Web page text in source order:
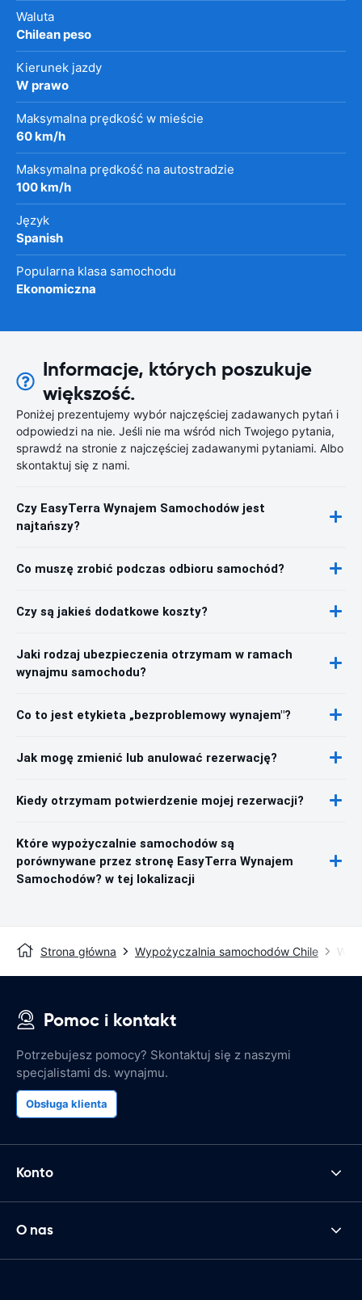
Waluta
Chilean peso
Kierunek jazdy
W prawo
Maksymalna prędkość w mieście
60 km/h
Maksymalna prędkość na autostradzie
100 km/h
Język
Spanish
Popularna klasa samochodu
Ekonomiczna
Informacje, których poszukuje
większość.
Poniżej prezentujemy wybór najczęściej zadawanych pytań i
odpowiedzi na nie. Jeśli nie ma wśród nich Twojego pytania,
sprawdź na stronie z najczęściej zadawanymi pytaniami. Albo
skontaktuj się z nami.
Czy EasyTerra Wynajem Samochodów jest
najtańszy?
Co muszę zrobić podczas odbioru samochód?
Czy są jakieś dodatkowe koszty?
Jaki rodzaj ubezpieczenia otrzymam w ramach
wynajmu samochodu?
Co to jest etykieta „bezproblemowy wynajem"?
Jak mogę zmienić lub anulować rezerwację?
Kiedy otrzymam potwierdzenie mojej rezerwacji?
Które wypożyczalnie samochodów są
porównywane przez stronę EasyTerra Wynajem
Samochodów? w tej lokalizacji
Strona główna Wypożyczalnia samochodów Chile
Pomoc i kontakt
Potrzebujesz pomocy? Skontaktuj się z naszymi
specjalistami ds. wynajmu.
Obsługa klienta
Konto
O nas